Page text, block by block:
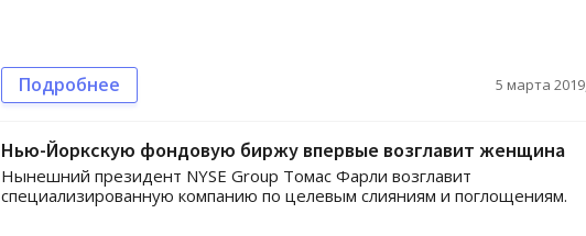
Подробнее 5 марта
Нью-Йоркскую фондовую биржу впервые возглавит женщина
Нынешний президент NYSE Group Томас Фарли возглавит
специализированную компанию по целевым слияниям и поглощениям.